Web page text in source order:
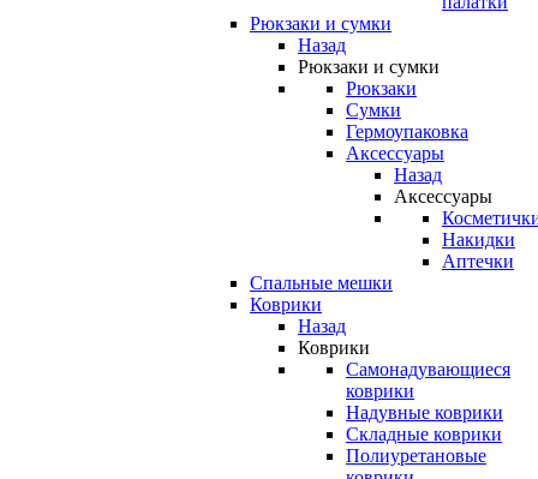
Рюкзаки и сумки
Назад
Рюкзаки и сумки
Рюкзаки
Сумки
Гермоупаковка
Аксессуары
Назад
Аксессуары
Накидки
Аптечки
Спальные мешки
Коврики
Назад
Коврики
Самонадувающиеся
коврики
Надувные коврики
Складные коврики
Полиуретановые